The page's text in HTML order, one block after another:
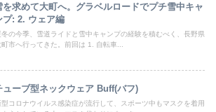
を求めて大町へ。グラベルロードでプチ雪中キャ
プ: 2. ウェア編
冬の今季、雪道ライドと雪中キャンプの経験を積むべく、長野県
町市へ行ってきた。前回は 1. 自転車...
ューブ型ネックウェア Buff(バフ)
型コロナウイルス感染症が流行して、スポーツ中もマスクを着用